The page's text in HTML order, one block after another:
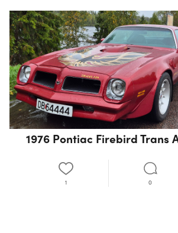
1976 Pontiac Firebird Trans
1 0